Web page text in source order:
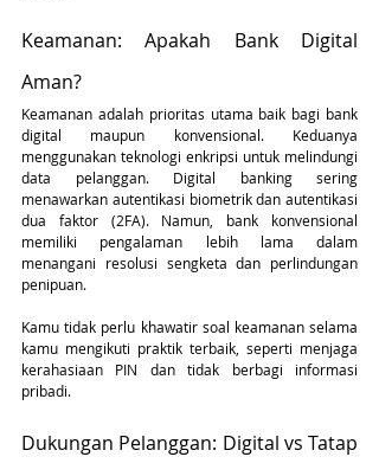
Keamanan: Apakah Bank Digital
Aman?
Keamanan adalah prioritas utama baik bagi bank
digital maupun konvensional. Keduanya
menggunakan teknologi enkripsi untuk melindungi
data pelanggan. Digital banking sering
menawarkan autentikasi biometrik dan autentikasi
dua faktor (2FA). Namun, bank konvensional
memiliki pengalaman lebih lama dalam
menangani resolusi sengketa dan perlindungan
penipuan.
Kamu tidak perlu khawatir soal keamanan selama
kamu mengikuti praktik terbaik, seperti menjaga
kerahasiaan PIN dan tidak berbagi informasi
pribadi.
Dukungan Pelanggan: Digital vs Tatap